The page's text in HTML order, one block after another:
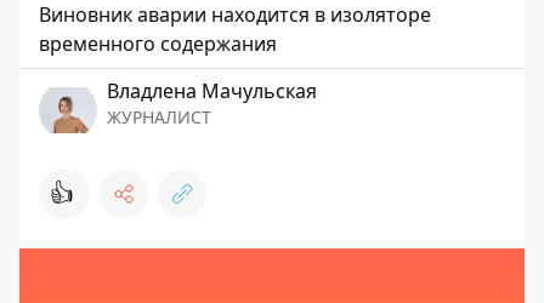
Виновник аварии находится в изоляторе
временного содержания
Владлена Мачульская
ЖУРНАЛИСТ
👍